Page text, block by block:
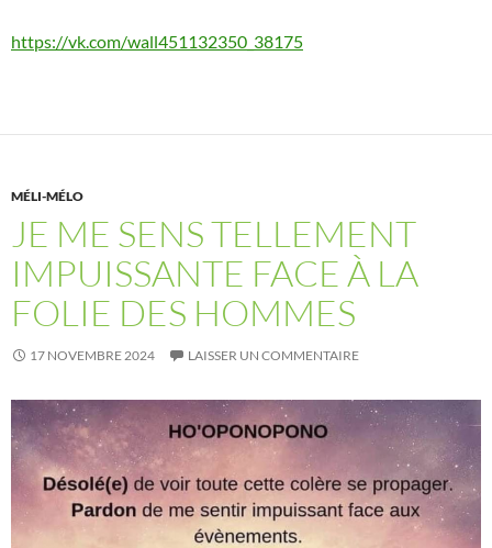
https://vk.com/wall451132350_38175
MÉLI-MÉLO
JE ME SENS TELLEMENT
IMPUISSANTE FACE À LA
FOLIE DES HOMMES
17 NOVEMBRE 2024 LAISSER UN COMMENTAIRE